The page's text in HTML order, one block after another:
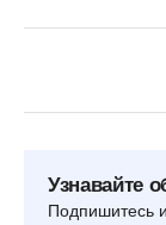
Узнавайте
Подпишитесь